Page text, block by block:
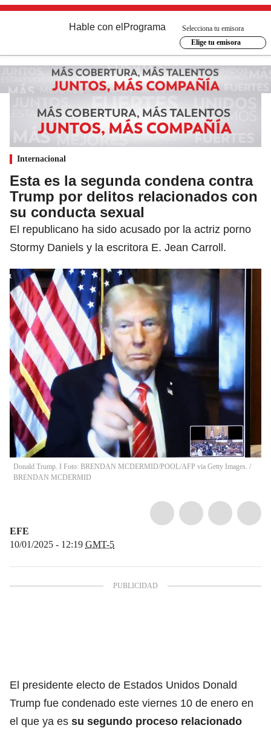
Hable con el Programa
Selecciona tu emisora
Elige tu emisora
Internacional
Esta es la segunda condena contra
Trump por delitos relacionados con
su conducta sexual
El republicano ha sido acusado por la actriz porno
Stormy Daniels y la escritora E. Jean Carroll.
Donald Trump. I Foto: BRENDAN MCDERMID/POOL/AFP via Getty Images. /
BRENDAN MCDERMID
EFE
10/01/2025 - 12:19 GMT-5
El presidente electo de Estados Unidos Donald
Trump fue condenado este viernes 10 de enero en
el que ya es su segundo proceso relacionado